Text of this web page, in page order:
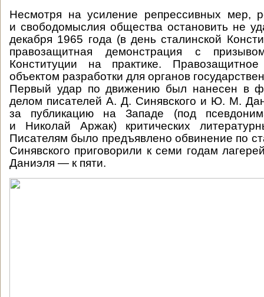
Несмотря на усиление репрессивных мер,
и свободомыслия общества остановить не
декабря 1965 года (в день сталинской
правозащитная демонстрация с
Конституции на практике.
объектом разработки для органов
Первый удар по движению был нанесен в
делом писателей А. Д. Синявского и Ю. М.
за публикацию на Западе (под
и Николай Аржак) критических
Писателям было предъявлено обвинение по
Синявского приговорили к семи годам
Даниэля — к пяти.